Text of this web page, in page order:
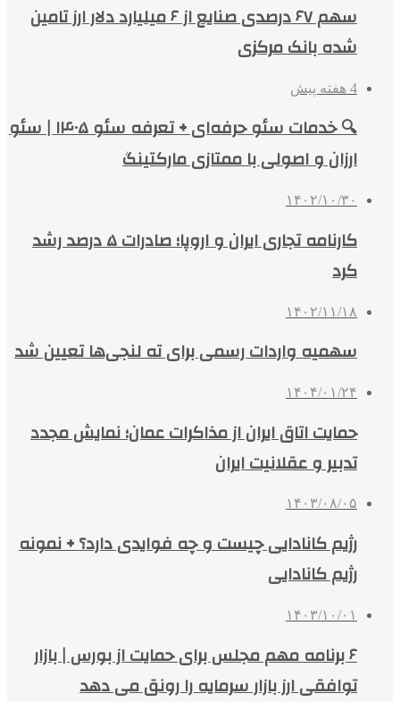
سهم ۶۷ درصدی صنایع از ۶ میلیارد دلار ارز تامین
شده بانک مرکزی
4 هفته پیش
🔍 خدمات سئو حرفه‌ای + تعرفه سئو ۱۴۰۵ | سئو
ارزان و اصولی با ممتازی مارکتینگ
۱۴۰۲/۱۰/۳۰
کارنامه تجاری ایران و اروپا؛ صادرات ۵ درصد رشد
کرد
۱۴۰۲/۱۱/۱۸
سهمیه واردات رسمی برای ته لنجی‌ها تعیین شد
۱۴۰۴/۰۱/۲۴
حمایت اتاق ایران از مذاکرات عمان؛ نمایش مجدد
تدبیر و عقلانیت ایران
۱۴۰۳/۰۸/۰۵
رژیم کانادایی چیست و چه فوایدی دارد؟ + نمونه
رژیم کانادایی
۱۴۰۳/۱۰/۰۱
۶ برنامه مهم مجلس برای حمایت از بورس | بازار
توافقی ارز بازار سرمایه را رونق می دهد